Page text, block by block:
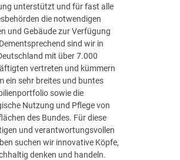
r
V
e
r
g
a
b
e
s
t
e
l
l
unterstützt und für fast alle
die notwendigen
und Gebäude zur Verfügung
sind wir in
mit über 7.000
vertreten und kümmern
ein sehr breites und buntes
sowie die
Nutzung und Pflege von
des Bundes. Für diese
und verantwortungs­vollen
suchen wir innovative Köpfe,
denken und handeln.